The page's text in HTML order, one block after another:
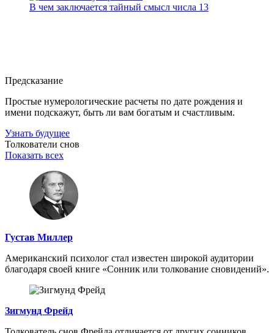
В чем заключается тайный смысл числа 13
Предсказание
Простые нумерологические расчеты по дате рождения и
имени подскажут, быть ли вам богатым и счастливым.
Узнать будущее
Толкователи снов
Показать всех
Густав Миллер
Американский психолог стал известен широкой аудитории
благодаря своей книге «Сонник или толкование сновидений».
Зигмунд Фрейд